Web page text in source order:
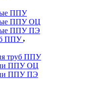
ППУ
ППУ ОЦ
ППУ ПЭ
ППУ
труб ППУ
ППУ ОЦ
ППУ ПЭ